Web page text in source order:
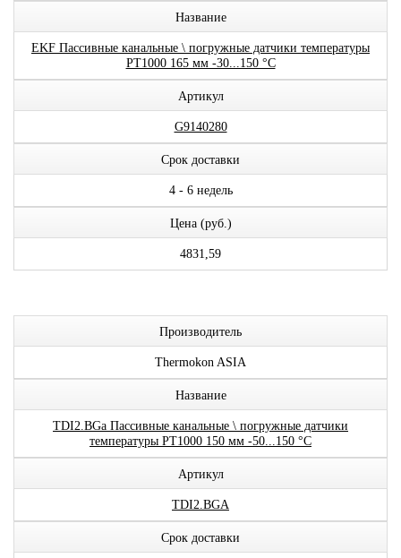
Название
EKF Пассивные канальные \ погружные датчики температуры
PT1000 165 мм -30...150 °C
Артикул
G9140280
Срок доставки
4 - 6 недель
Цена (руб.)
4831,59
Производитель
Thermokon ASIA
Название
TDI2.BGa Пассивные канальные \ погружные датчики
температуры PT1000 150 мм -50...150 °C
Артикул
TDI2.BGA
Срок доставки